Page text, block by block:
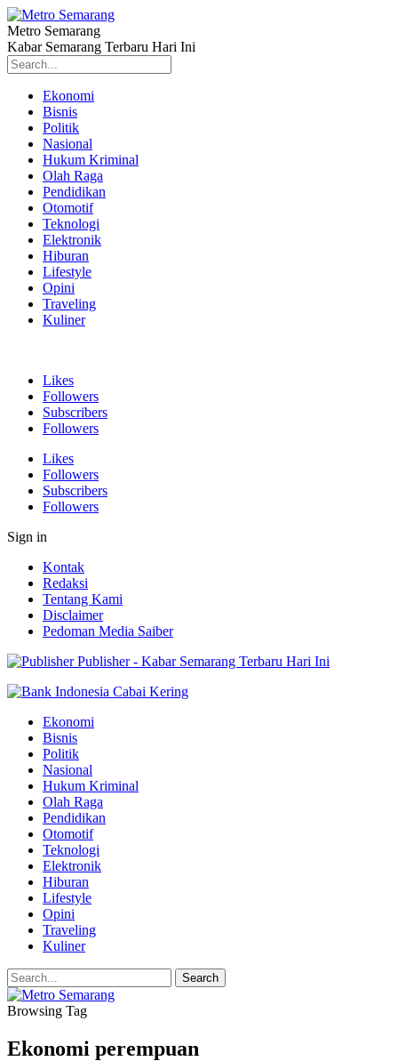
Metro Semarang
Kabar Semarang Terbaru Hari Ini
Ekonomi
Bisnis
Politik
Nasional
Hukum Kriminal
Olah Raga
Pendidikan
Otomotif
Teknologi
Elektronik
Hiburan
Lifestyle
Opini
Traveling
Kuliner
Likes
Followers
Subscribers
Followers
Likes
Followers
Subscribers
Followers
Sign in
Kontak
Redaksi
Tentang Kami
Disclaimer
Pedoman Media Saiber
Publisher - Kabar Semarang Terbaru Hari Ini
Ekonomi
Bisnis
Politik
Nasional
Hukum Kriminal
Olah Raga
Pendidikan
Otomotif
Teknologi
Elektronik
Hiburan
Lifestyle
Opini
Traveling
Kuliner
Browsing Tag
Ekonomi perempuan